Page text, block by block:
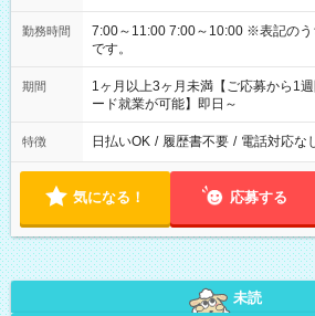
勤務時間
7:00～11:00 7:00～10:00 ※表記のうち実働3～4時間で相談可能
です。
期間
1ヶ月以上3ヶ月未満【ご応募から1
ード就業が可能】即日～
特徴 日払いOK / 履歴書不要 / 電話対応な
気になる！ 応募する
未読